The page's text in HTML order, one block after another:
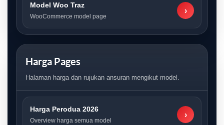
Model Woo Traz
WooCommerce model page
›
Harga Pages
Halaman harga dan rujukan ansuran mengikut model.
Harga Perodua 2026
Overview harga semua model
›